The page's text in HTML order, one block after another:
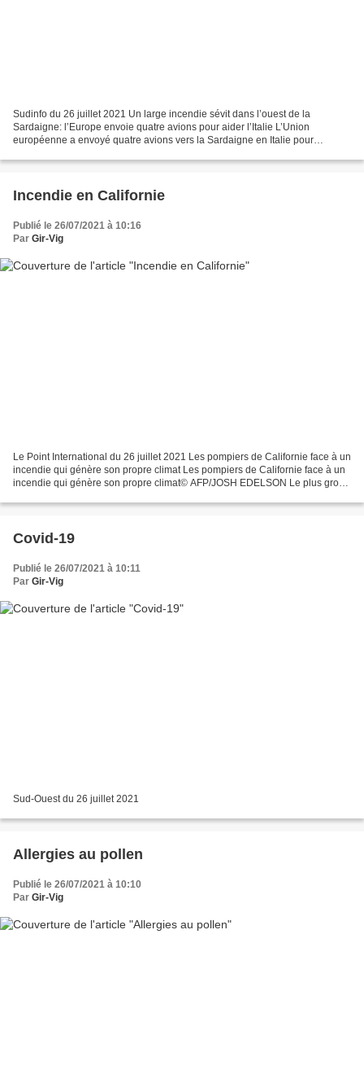
Sudinfo du 26 juillet 2021 Un large incendie sévit dans l’ouest de la
Sardaigne: l’Europe envoie quatre avions pour aider l’Italie L’Union
européenne a envoyé quatre avions vers la Sardaigne en Italie pour
Incendie en Californie
Publié le 26/07/2021 à 10:16
Par Gir-Vig
Le Point International du 26 juillet 2021 Les pompiers de Californie face à un
incendie qui génère son propre climat Les pompiers de Californie face à un
incendie qui génère son propre climat© AFP/JOSH EDELSON Le plus gros
Covid-19
Publié le 26/07/2021 à 10:11
Par Gir-Vig
Sud-Ouest du 26 juillet 2021
Allergies au pollen
Publié le 26/07/2021 à 10:10
Par Gir-Vig